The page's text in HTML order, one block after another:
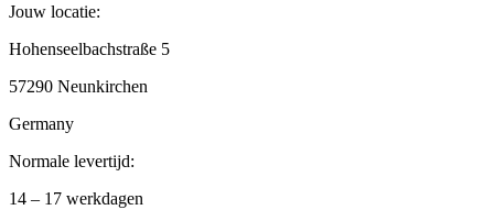
Jouw locatie:
Hohenseelbachstraße 5
57290 Neunkirchen
Germany
Normale levertijd:
14 – 17 werkdagen